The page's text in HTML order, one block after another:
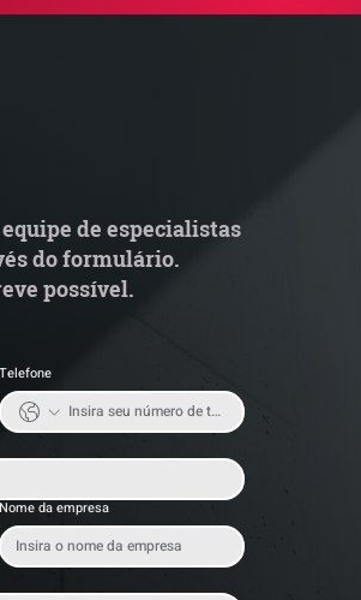
de especialistas
do formulário.
possível.
Telefone
Nome da empresa